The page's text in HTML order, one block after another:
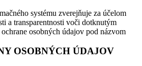
systému zverejňuje za účelom
a transparentnosti voči dotknutým
osobných údajov pod názvom
OSOBNÝCH ÚDAJOV